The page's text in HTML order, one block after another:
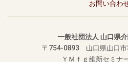
お問い合わ
一般社団法人 山口県
〒754-0893 山口県山口
ＹＭｆｇ維新セミナ